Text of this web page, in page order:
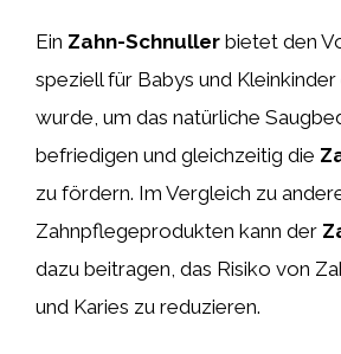
Ein Zahn-Schnuller bietet den
speziell für Babys und
wurde, um das natürliche
befriedigen und gleichzeitig die
zu fördern. Im Vergleich zu
Zahnpflegeprodukten kann der
dazu beitragen, das Risiko von
und Karies zu reduzieren.